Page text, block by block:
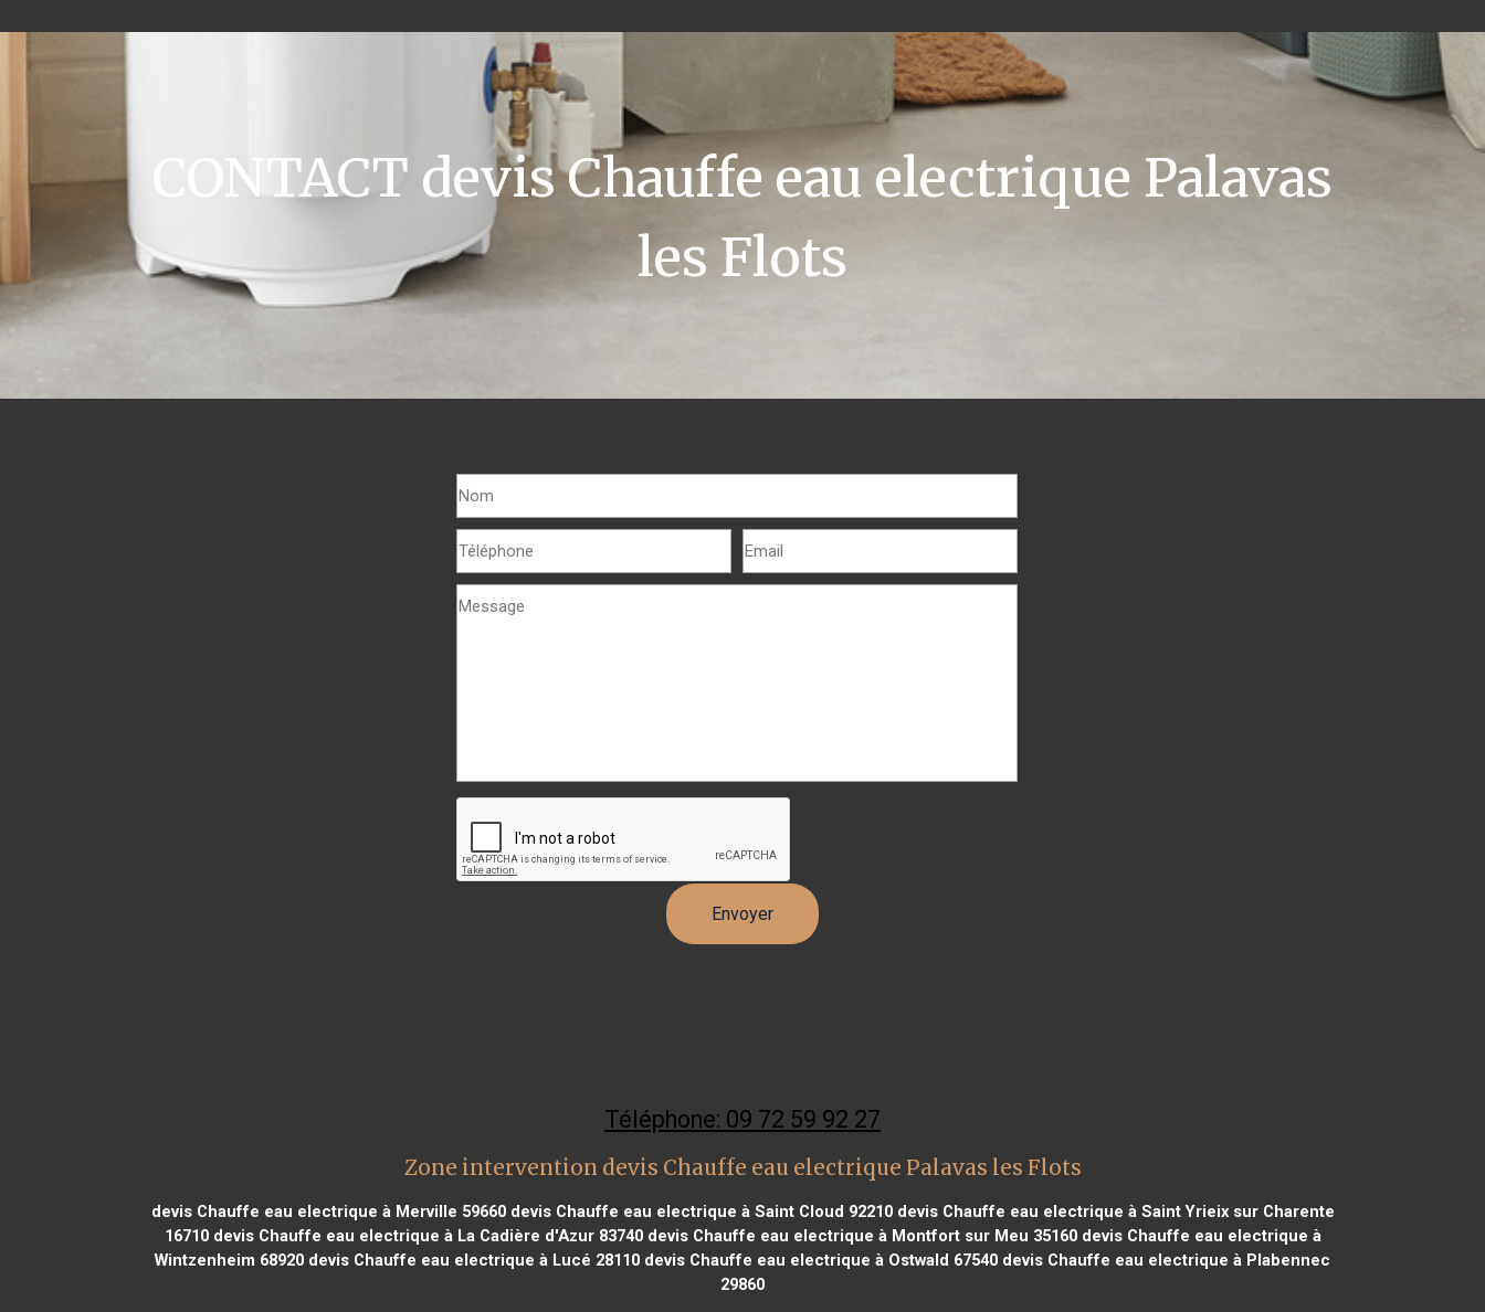
CONTACT devis Chauffe eau electrique Palavas
les Flots
Téléphone: 09 72 59 92 27
Zone intervention devis Chauffe eau electrique Palavas les Flots
devis Chauffe eau electrique à Merville 59660devis Chauffe eau electrique à Saint Cloud 92210devis Chauffe eau electrique à Saint Yrieix sur Charente
16710devis Chauffe eau electrique à La Cadière d'Azur 83740devis Chauffe eau electrique à Montfort sur Meu 35160devis Chauffe eau electrique à
Wintzenheim 68920 devis Chauffe eau electrique à Lucé 28110 devis Chauffe eau electrique à Ostwald 67540 devis Chauffe eau electrique à Plabennec
29860